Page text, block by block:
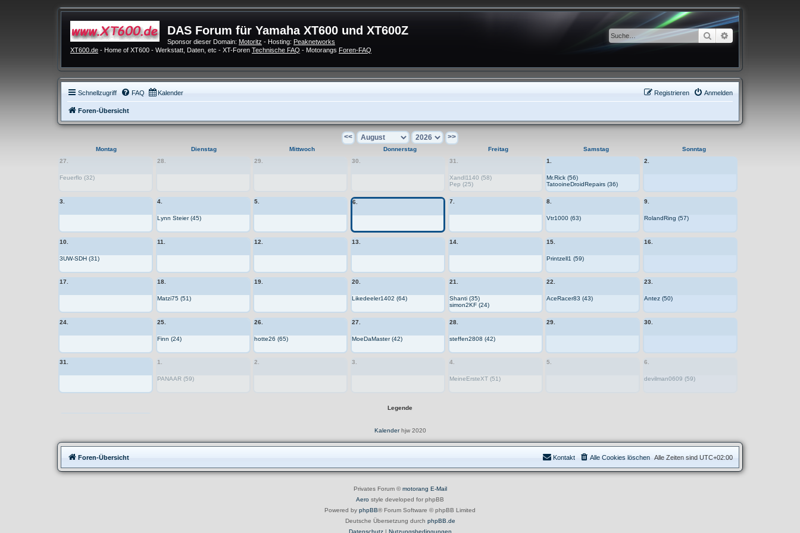
DAS Forum für Yamaha XT600 und XT600Z
Sponsor dieser Domain: Motoritz - Hosting: Peaknetworks
XT600.de - Home of XT600 - Werkstatt, Daten, etc - XT-Foren Technische FAQ - Motorangs Foren-FAQ
Suche Erweiterte Suche
Schnellzugriff FAQ Kalender Anmelden
Registrieren
Foren-Übersicht
<< >>
Montag Dienstag Mittwoch Donnerstag Freitag Samstag
Sonntag
27.
Feuerflo (32)
28. 29. 30. 31.
Xandl1140 (58)
Pep (25)
1.
Mr.Rick (56)
TatooineDroidRepairs (36)
2.
3. 4.
Lynn Steier (45)
5. 6. 7. 8.
Vtr1000 (63)
9.
RolandRing (57)
10.
3UW-SDH (31)
11. 12. 13. 14. 15.
Printzell1 (59)
16.
17. 18.
Matzi75 (51)
19. 20.
Likedeeler1402 (64)
21.
Shanti (35)
simon2KF (24)
22.
AceRacer83 (43)
23.
Antez (50)
24. 25.
Finn (24)
26.
hotte26 (65)
27.
MoeDaMaster (42)
28.
steffen2808 (42)
29. 30.
31. 1.
PANAAR (59)
2. 3. 4.
MeineErsteXT (51)
5. 6.
devilman0609 (59)
Legende
Kalenderhjw 2020
Foren-Übersicht Alle Zeiten sind UTC+02:00
Alle Cookies löschen
Kontakt
Privates Forum ©motorang E-Mail
Aero style developed for phpBB
Powered by phpBB® Forum Software © phpBB Limited
Deutsche Übersetzung durch phpBB.de
Datenschutz| Nutzungsbedingungen